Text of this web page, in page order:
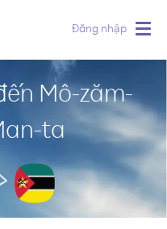
Đăng nhập
Mô-zăm-
ta